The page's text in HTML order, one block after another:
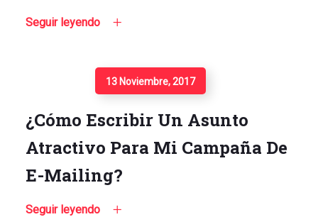
Seguir leyendo
13 Noviembre, 2017
¿Cómo Escribir Un Asunto
Atractivo Para Mi Campaña De
E-Mailing?
Seguir leyendo